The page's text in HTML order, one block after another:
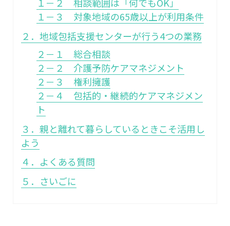
１－３ 対象地域の65歳以上が利用条件
２．地域包括支援センターが行う4つの業務
２－１ 総合相談
２－２ 介護予防ケアマネジメント
２－３ 権利擁護
２－４ 包括的・継続的ケアマネジメン
ト
３．親と離れて暮らしているときこそ活用し
よう
４．よくある質問
５．さいごに